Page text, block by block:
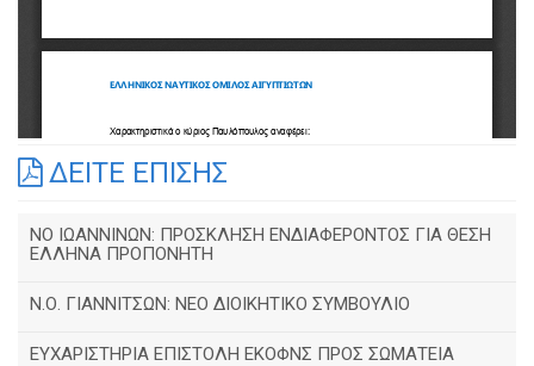
ΔΕΙΤΕ ΕΠΙΣΗΣ
ΝΟ ΙΩΑΝΝΙΝΩΝ: ΠΡΟΣΚΛΗΣΗ ΕΝΔΙΑΦΕΡΟΝΤΟΣ ΓΙΑ ΘΕΣΗ
ΕΛΛΗΝΑ ΠΡΟΠΟΝΗΤΗ
Ν.Ο. ΓΙΑΝΝΙΤΣΩΝ: ΝΕΟ ΔΙΟΙΚΗΤΙΚΟ ΣΥΜΒΟΥΛΙΟ
ΕΥΧΑΡΙΣΤΗΡΙΑ ΕΠΙΣΤΟΛΗ ΕΚΟΦΝΣ ΠΡΟΣ ΣΩΜΑΤΕΙΑ